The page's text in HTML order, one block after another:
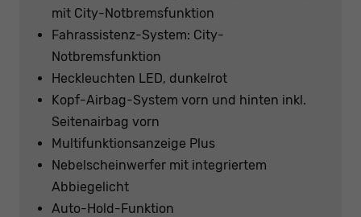
mit City-Notbremsfunktion
Fahrassistenz-System: City-
Notbremsfunktion
Heckleuchten LED, dunkelrot
Kopf-Airbag-System vorn und hinten inkl.
Seitenairbag vorn
Multifunktionsanzeige Plus
Nebelscheinwerfer mit integriertem
Abbiegelicht
Auto-Hold-Funktion